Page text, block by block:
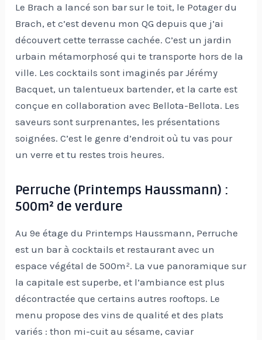
Le Brach a lancé son bar sur le toit, le Potager du
Brach, et c’est devenu mon QG depuis que j’ai
découvert cette terrasse cachée. C’est un jardin
urbain métamorphosé qui te transporte hors de la
ville. Les cocktails sont imaginés par Jérémy
Bacquet, un talentueux bartender, et la carte est
conçue en collaboration avec Bellota-Bellota. Les
saveurs sont surprenantes, les présentations
soignées. C’est le genre d’endroit où tu vas pour
un verre et tu restes trois heures.
Perruche (Printemps Haussmann) :
500m² de verdure
Au 9e étage du Printemps Haussmann, Perruche
est un bar à cocktails et restaurant avec un
espace végétal de 500m². La vue panoramique sur
la capitale est superbe, et l’ambiance est plus
décontractée que certains autres rooftops. Le
menu propose des vins de qualité et des plats
variés : thon mi-cuit au sésame, caviar